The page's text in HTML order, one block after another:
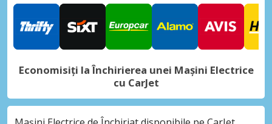
Economisiți la Închirierea unei Mașini Electrice
cu CarJet